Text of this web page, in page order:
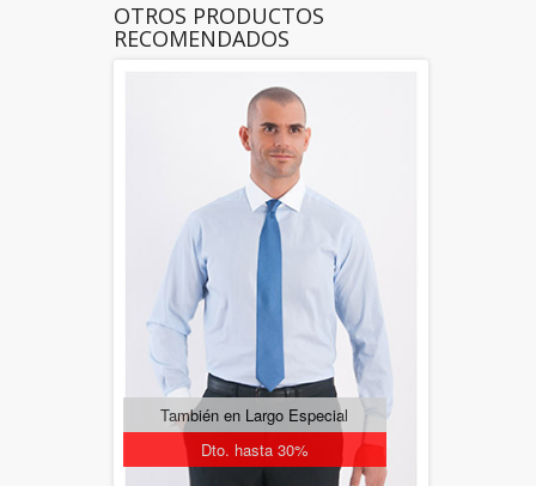
OTROS PRODUCTOS
RECOMENDADOS
Dto. hasta 30%
También en Largo Especial